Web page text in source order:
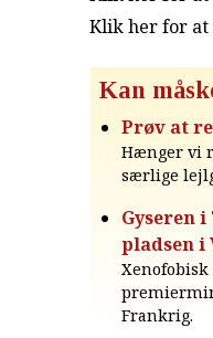
Klik her for at
Kan
Prøv at
Hænger vi
særlige
Gyseren
pladsen i
Frankrig.